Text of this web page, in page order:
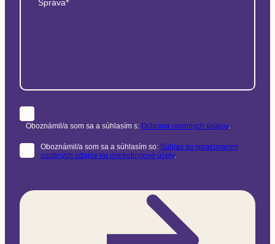
Správa*
Oboznámil/a som sa a súhlasím s: Ochrana osobných údajov.
Oboznámil/a som sa a súhlasím so: Súhlas so spracúvaním
osobných údajov na marketingové účely.